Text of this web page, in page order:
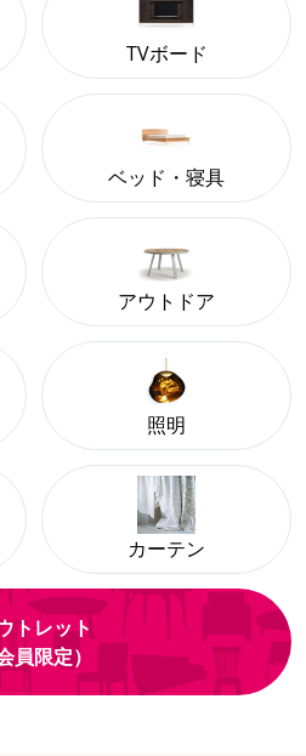
TVボード
ベッド・寝具
アウトドア
照明
カーテン
トレット
員限定）